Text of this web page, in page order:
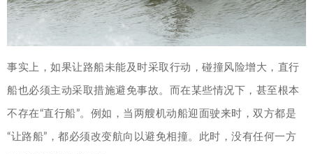
事实上，如果让路船未能及时采取行动，碰撞风险增大，直行
船也必须主动采取措施避免事故。而在某些情况下，甚至根本
不存在“直行船”。例如，当两艘机动船迎面驶来时，双方都是
“让路船”，都必须改变航向以避免相撞。此时，没有任何一方